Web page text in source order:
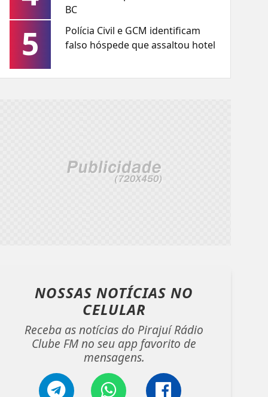
BC
5
Polícia Civil e GCM identificam
falso hóspede que assaltou hotel
NOSSAS NOTÍCIASNO
CELULAR
Receba as notícias do Pirajuí Rádio
Clube FM no seu app favorito de
mensagens.